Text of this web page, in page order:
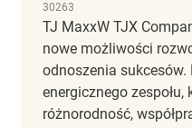
30263
TJ MaxxW TJX
nowe możliwości
odnoszenia
energicznego
różnorodność,